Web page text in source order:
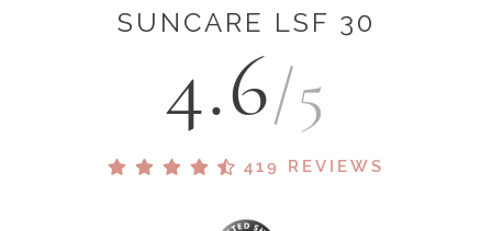
SUNCARE LSF 30
4.6/5
419 REVIEWS